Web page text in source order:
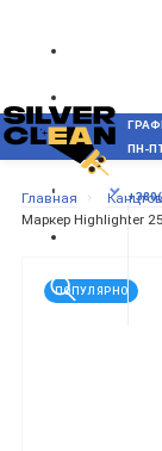
МЕНЮ
ПН-
Главная
Маркер Highlighter
ПОПУЛЯРНО